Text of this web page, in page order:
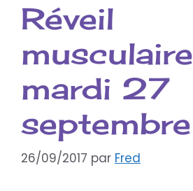
Réveil
musculaire
mardi 27
septembre
26/09/2017 par Fred